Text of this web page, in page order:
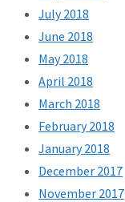
July 2018
June 2018
May 2018
April 2018
March 2018
February 2018
January 2018
December 2017
November 2017